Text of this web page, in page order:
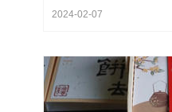
2024-02-07